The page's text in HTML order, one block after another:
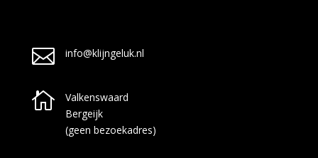
 info@klijngeluk.nl

Valkenswaard
Bergeijk
(geen bezoekadres)